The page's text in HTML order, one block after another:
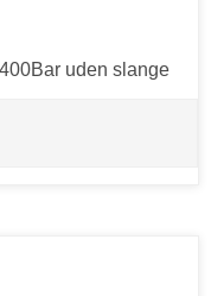
uden slange